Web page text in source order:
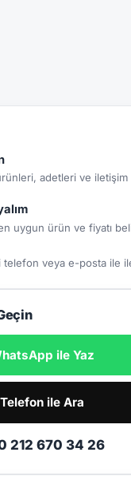
adetleri ve
uygun ürün ve fiyatı
telefon veya e-posta ile
ile Yaz
Telefon ile Ara
212 670 34 26